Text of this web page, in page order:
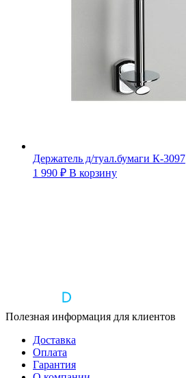
Держатель д/туал.бумаги К-3097
1 990 ₽ В корзину
Полезная информация для клиентов
Доставка
Оплата
Гарантия